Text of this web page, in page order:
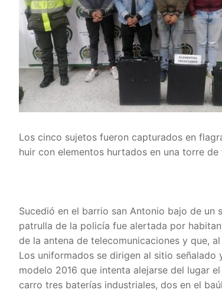
Los cinco sujetos fueron capturados en
huir con elementos hurtados en una torre de
Sucedió en el barrio san Antonio bajo de
patrulla de la policía fue alertada por
de la antena de telecomunicaciones y que,
Los uniformados se dirigen al sitio
modelo 2016 que intenta alejarse del lugar
carro tres baterías industriales, dos en el